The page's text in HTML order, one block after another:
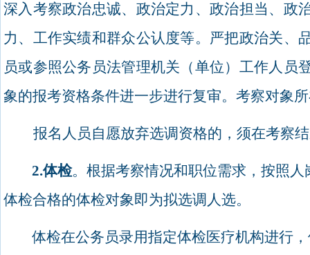
深入考察政治忠诚、政治定力、政治担当、政
力、工作实绩和群众公认度等。严把政治关、
员或参照公务员法管理机关（单位）工作人员
象的报考资格条件进一步进行复审。考察对象
报名人员自愿放弃选调资格的，须在考察
2.体检。根据考察情况和职位需求，按照
体检合格的体检对象即为拟选调人选。
体检在公务员录用指定体检医疗机构进行